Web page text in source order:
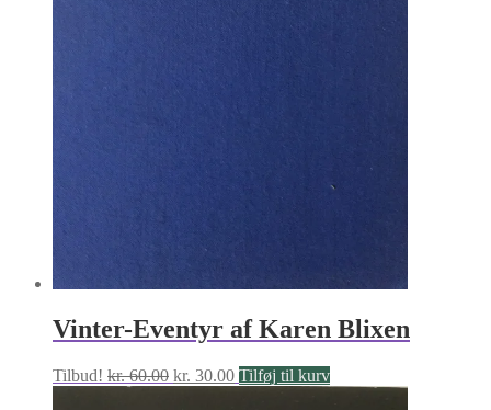
Vinter-Eventyr af Karen Blixen
Tilbud! kr.60.00 Den
kr. 30.00Den
Tilføj til kurv